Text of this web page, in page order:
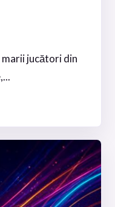
jucători din